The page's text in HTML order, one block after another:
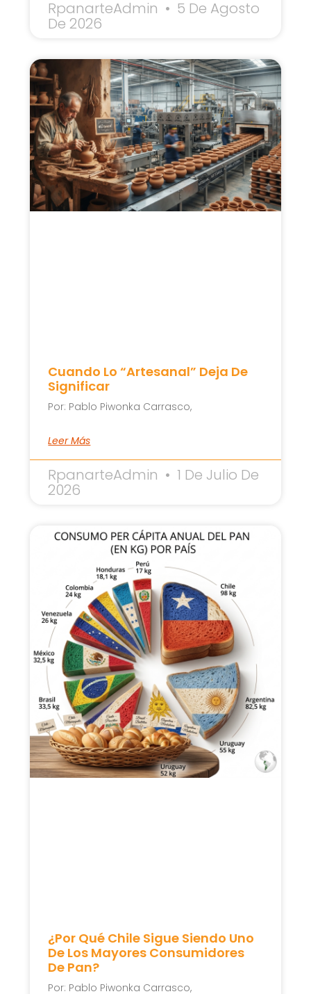
RpanarteAdmin 5 De Agosto
De 2026
Cuando Lo “artesanal” Deja De
Significar
Por: Pablo Piwonka Carrasco,
Leer Más
RpanarteAdmin 1 De Julio De
2026
¿Por Qué Chile Sigue Siendo Uno
De Los Mayores Consumidores
De Pan?
Por: Pablo Piwonka Carrasco,